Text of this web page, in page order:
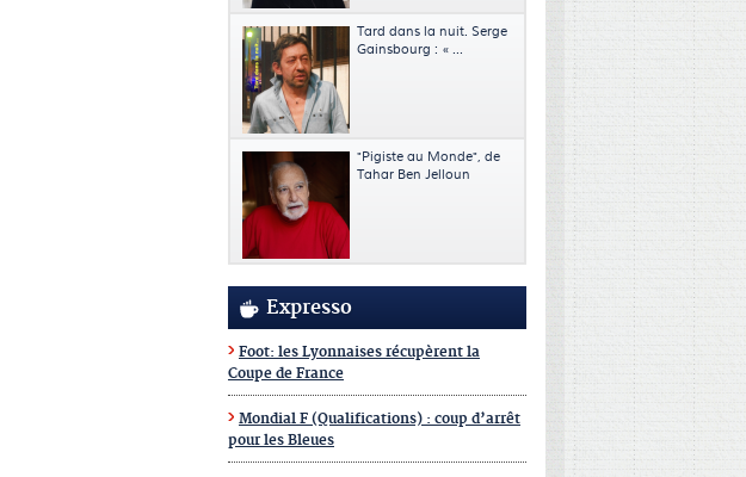
Tard dans la nuit. Serge
Gainsbourg : « ...
"Pigiste au Monde", de
Tahar Ben Jelloun
Expresso
Foot: les Lyonnaises récupèrent la
Coupe de France
Mondial F (Qualifications) : coup d’arrêt
pour les Bleues